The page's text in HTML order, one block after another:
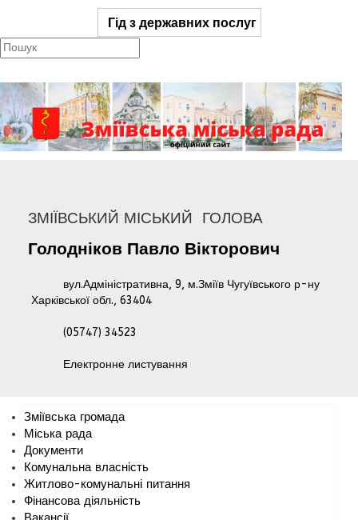
Гід з державних послуг
ЗМІЇВСЬКИЙ МІСЬКИЙ ГОЛОВА
Голодніков Павло Вікторович
вул.Адміністративна, 9, м.Зміїв Чугуївського р-ну
Харківської обл., 63404
(05747) 34523
Електронне листування
Зміївська громада
Міська рада
Документи
Комунальна власність
Житлово-комунальні питання
Фінансова діяльність